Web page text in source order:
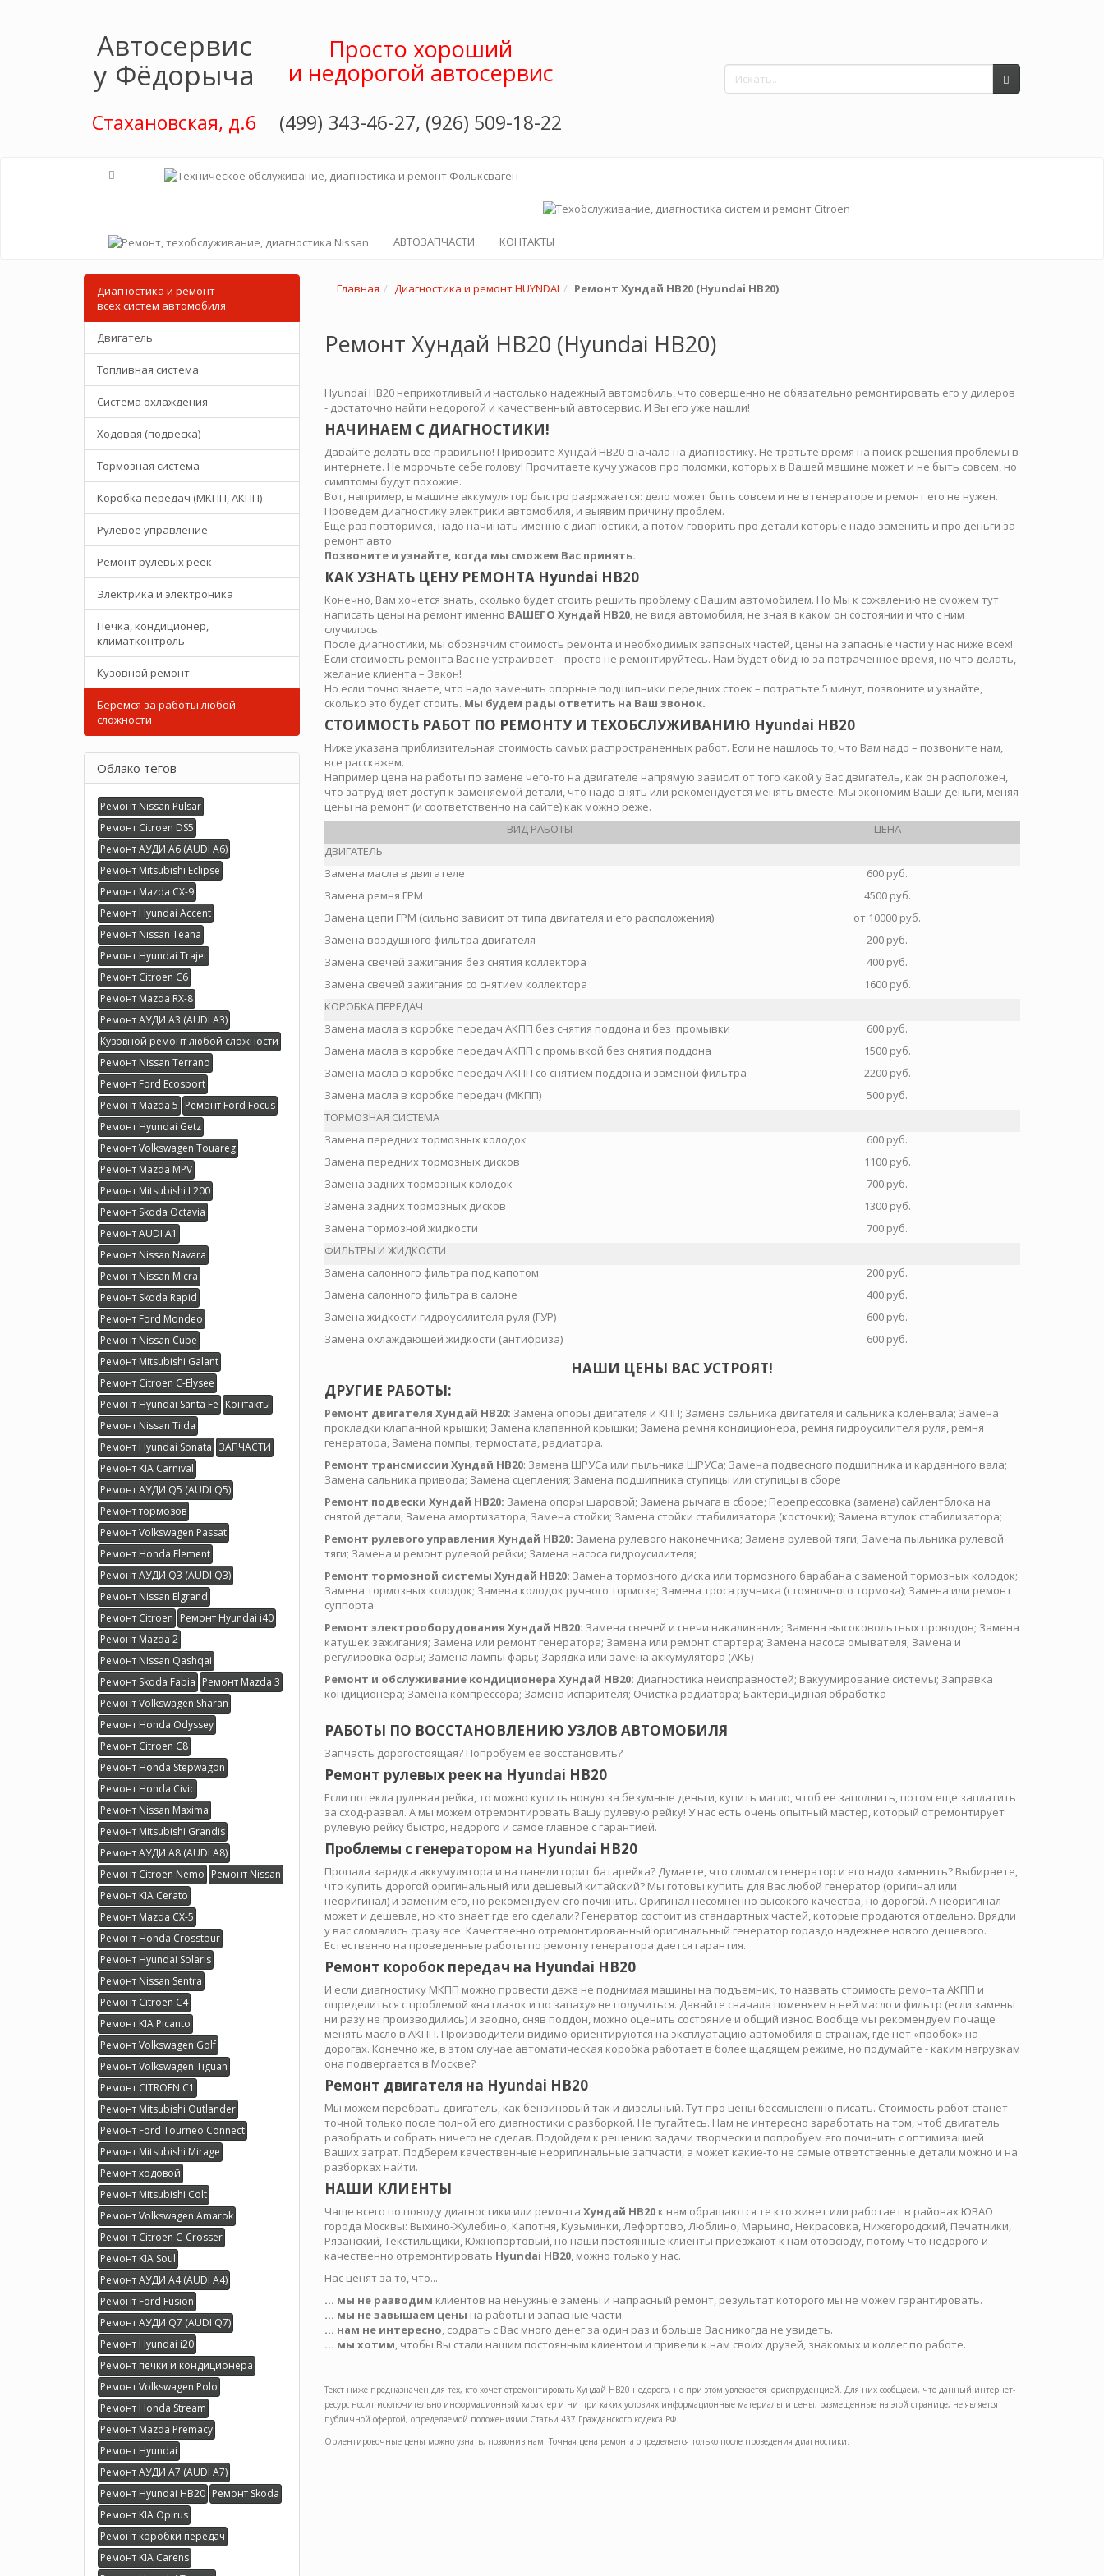
Автосервис
у Фёдорыча
Просто хороший
и недорогой автосервис
Стахановская, д.6 (499) 343-46-27, (926) 509-18-22
АВТОЗАПЧАСТИ КОНТАКТЫ
Диагностика и ремонт
всех cистем автомобиля
Двигатель
Топливная система
Система охлаждения
Ходовая (подвеска)
Тормозная система
Коробка передач (МКПП, АКПП)
Рулевое управление
Ремонт рулевых реек
Электрика и электроника
Печка, кондиционер,
климатконтроль
Кузовной ремонт
Беремся за работы любой
сложности
Облако тегов
Ремонт Nissan Pulsar
Ремонт Citroen DS5
Ремонт АУДИ А6 (AUDI A6)
Ремонт Mitsubishi Eclipse
Ремонт Mazda CX-9
Ремонт Hyundai Accent
Ремонт Nissan Teana
Ремонт Hyundai Trajet
Ремонт Citroen C6
Ремонт Mazda RX-8
Ремонт АУДИ А3 (AUDI A3)
Кузовной ремонт любой сложности
Ремонт Nissan Terrano
Ремонт Ford Ecosport
Ремонт Mazda 5 Ремонт Ford Focus
Ремонт Hyundai Getz
Ремонт Volkswagen Touareg
Ремонт Mazda MPV
Ремонт Mitsubishi L200
Ремонт Skoda Octavia
Ремонт AUDI A1
Ремонт Nissan Navara
Ремонт Nissan Micra
Ремонт Skoda Rapid
Ремонт Ford Mondeo
Ремонт Nissan Cube
Ремонт Mitsubishi Galant
Ремонт Citroen C-Elysee
Ремонт Hyundai Santa Fe Контакты
Ремонт Nissan Tiida
Ремонт Hyundai Sonata ЗАПЧАСТИ
Ремонт KIA Carnival
Ремонт АУДИ Q5 (AUDI Q5)
Ремонт тормозов
Ремонт Volkswagen Passat
Ремонт Honda Element
Ремонт АУДИ Q3 (AUDI Q3)
Ремонт Nissan Elgrand
Ремонт Citroen Ремонт Hyundai i40
Ремонт Mazda 2
Ремонт Nissan Qashqai
Ремонт Skoda Fabia Ремонт Mazda 3
Ремонт Volkswagen Sharan
Ремонт Honda Odyssey
Ремонт Citroen C8
Ремонт Honda Stepwagon
Ремонт Honda Civic
Ремонт Nissan Maxima
Ремонт Mitsubishi Grandis
Ремонт АУДИ А8 (AUDI A8)
Ремонт Citroen Nemo Ремонт Nissan
Ремонт KIA Cerato
Ремонт Mazda CX-5
Ремонт Honda Crosstour
Ремонт Hyundai Solaris
Ремонт Nissan Sentra
Ремонт Citroen C4
Ремонт KIA Picanto
Ремонт Volkswagen Golf
Ремонт Volkswagen Tiguan
Ремонт CITROEN C1
Ремонт Mitsubishi Outlander
Ремонт Ford Tourneo Connect
Ремонт Mitsubishi Mirage
Ремонт ходовой
Ремонт Mitsubishi Colt
Ремонт Volkswagen Amarok
Ремонт Citroen C-Crosser
Ремонт KIA Soul
Ремонт АУДИ А4 (AUDI A4)
Ремонт Ford Fusion
Ремонт АУДИ Q7 (AUDI Q7)
Ремонт Hyundai i20
Ремонт печки и кондиционера
Ремонт Volkswagen Polo
Ремонт Honda Stream
Ремонт Mazda Premacy
Ремонт Hyundai
Ремонт АУДИ А7 (AUDI A7)
Ремонт Hyundai HB20 Ремонт Skoda
Ремонт KIA Opirus
Ремонт коробки передач
Ремонт KIA Carens
Главная Диагностика и ремонт HUYNDAI Ремонт Хундай HB20 (Hyundai HB20)
Ремонт Хундай HB20 (Hyundai HB20)
Hyundai HB20 неприхотливый и настолько надежный автомобиль, что совершенно не обязательно ремонтировать его у дилеров
- достаточно найти недорогой и качественный автосервис. И Вы его уже нашли!
НАЧИНАЕМ С ДИАГНОСТИКИ!
Давайте делать все правильно! Привозите Хундай HB20 сначала на диагностику. Не тратьте время на поиск решения проблемы в
интернете. Не морочьте себе голову! Прочитаете кучу ужасов про поломки, которых в Вашей машине может и не быть совсем, но
симптомы будут похожие.
Вот, например, в машине аккумулятор быстро разряжается: дело может быть совсем и не в генераторе и ремонт его не нужен.
Проведем диагностику электрики автомобиля, и выявим причину проблем.
Еще раз повторимся, надо начинать именно с диагностики, а потом говорить про детали которые надо заменить и про деньги за
ремонт авто.
Позвоните и узнайте, когда мы сможем Вас принять.
КАК УЗНАТЬ ЦЕНУ РЕМОНТА Hyundai HB20
Конечно, Вам хочется знать, сколько будет стоить решить проблему с Вашим автомобилем. Но Мы к сожалению не сможем тут
написать цены на ремонт именно ВАШЕГО Хундай HB20, не видя автомобиля, не зная в каком он состоянии и что с ним
случилось.
После диагностики, мы обозначим стоимость ремонта и необходимых запасных частей, цены на запасные части у нас ниже всех!
Если стоимость ремонта Вас не устраивает – просто не ремонтируйтесь. Нам будет обидно за потраченное время, но что делать,
желание клиента – Закон!
Но если точно знаете, что надо заменить опорные подшипники передних стоек – потратьте 5 минут, позвоните и узнайте,
сколько это будет стоить. Мы будем рады ответить на Ваш звонок.
СТОИМОСТЬ РАБОТ ПО РЕМОНТУ И ТЕХОБСЛУЖИВАНИЮ Hyundai HB20
Ниже указана приблизительная стоимость самых распространенных работ. Если не нашлось то, что Вам надо – позвоните нам,
все расскажем.
Например цена на работы по замене чего-то на двигателе напрямую зависит от того какой у Вас двигатель, как он расположен,
что затрудняет доступ к заменяемой детали, что надо снять или рекомендуется менять вместе. Мы экономим Ваши деньги, меняя
цены на ремонт (и соответственно на сайте) как можно реже.
ВИД РАБОТЫ
ЦЕНА
ДВИГАТЕЛЬ
Замена масла в двигателе
600 руб.
Замена ремня ГРМ
4500 руб.
Замена цепи ГРМ (сильно зависит от типа двигателя и его расположения)
от 10000 руб.
Замена воздушного фильтра двигателя
200 руб.
Замена свечей зажигания без снятия коллектора
400 руб.
Замена свечей зажигания со снятием коллектора
1600 руб.
КОРОБКА ПЕРЕДАЧ
Замена масла в коробке передач АКПП без снятия поддона и без промывки
600 руб.
Замена масла в коробке передач АКПП с промывкой без снятия поддона
1500 руб.
Замена масла в коробке передач АКПП со снятием поддона и заменой фильтра
2200 руб.
Замена масла в коробке передач (МКПП)
500 руб.
ТОРМОЗНАЯ СИСТЕМА
Замена передних тормозных колодок
600 руб.
Замена передних тормозных дисков
1100 руб.
Замена задних тормозных колодок
700 руб.
Замена задних тормозных дисков
1300 руб.
Замена тормозной жидкости
700 руб.
ФИЛЬТРЫ И ЖИДКОСТИ
Замена салонного фильтра под капотом
200 руб.
Замена салонного фильтра в салоне
400 руб.
Замена жидкости гидроусилителя руля (ГУР)
600 руб.
Замена охлаждающей жидкости (антифриза)
600 руб.
НАШИ ЦЕНЫ ВАС УСТРОЯТ!
ДРУГИЕ РАБОТЫ:
Ремонт двигателя Хундай HB20: Замена опоры двигателя и КПП; Замена сальника двигателя и сальника коленвала; Замена
прокладки клапанной крышки; Замена клапанной крышки; Замена ремня кондиционера, ремня гидроусилителя руля, ремня
генератора, Замена помпы, термостата, радиатора.
Ремонт трансмиссии Хундай HB20: Замена ШРУСа или пыльника ШРУСа; Замена подвесного подшипника и карданного вала;
Замена сальника привода; Замена сцепления; Замена подшипника ступицы или ступицы в сборе
Ремонт подвески Хундай HB20: Замена опоры шаровой; Замена рычага в сборе; Перепрессовка (замена) сайлентблока на
снятой детали; Замена амортизатора; Замена стойки; Замена стойки стабилизатора (косточки); Замена втулок стабилизатора;
Ремонт рулевого управления Хундай HB20: Замена рулевого наконечника; Замена рулевой тяги; Замена пыльника рулевой
тяги; Замена и ремонт рулевой рейки; Замена насоса гидроусилителя;
Ремонт тормозной системы Хундай HB20: Замена тормозного диска или тормозного барабана с заменой тормозных колодок;
Замена тормозных колодок; Замена колодок ручного тормоза; Замена троса ручника (стояночного тормоза); Замена или ремонт
суппорта
Ремонт электрооборудования Хундай HB20: Замена свечей и свечи накаливания; Замена высоковольтных проводов; Замена
катушек зажигания; Замена или ремонт генератора; Замена или ремонт стартера; Замена насоса омывателя; Замена и
регулировка фары; Замена лампы фары; Зарядка или замена аккумулятора (АКБ)
Ремонт и обслуживание кондиционера Хундай HB20: Диагностика неисправностей; Вакуумирование системы; Заправка
кондиционера; Замена компрессора; Замена испарителя; Очистка радиатора; Бактерицидная обработка
РАБОТЫ ПО ВОССТАНОВЛЕНИЮ УЗЛОВ АВТОМОБИЛЯ
Запчасть дорогостоящая? Попробуем ее восстановить?
Ремонт рулевых реек на Hyundai HB20
Если потекла рулевая рейка, то можно купить новую за безумные деньги, купить масло, чтоб ее заполнить, потом еще заплатить
за сход-развал. А мы можем отремонтировать Вашу рулевую рейку! У нас есть очень опытный мастер, который отремонтирует
рулевую рейку быстро, недорого и самое главное с гарантией.
Проблемы с генератором на Hyundai HB20
Пропала зарядка аккумулятора и на панели горит батарейка? Думаете, что сломался генератор и его надо заменить? Выбираете,
что купить дорогой оригинальный или дешевый китайский? Мы готовы купить для Вас любой генератор (оригинал или
неоригинал) и заменим его, но рекомендуем его починить. Оригинал несомненно высокого качества, но дорогой. А неоригинал
может и дешевле, но кто знает где его сделали? Генератор состоит из стандартных частей, которые продаются отдельно. Врядли
у вас сломались сразу все. Качественно отремонтированный оригинальный генератор гораздо надежнее нового дешевого.
Естественно на проведенные работы по ремонту генератора дается гарантия.
Ремонт коробок передач на Hyundai HB20
И если диагностику МКПП можно провести даже не поднимая машины на подъемник, то назвать стоимость ремонта АКПП и
определиться с проблемой «на глазок и по запаху» не получиться. Давайте сначала поменяем в ней масло и фильтр (если замены
ни разу не производились) и заодно, сняв поддон, можно оценить состояние и общий износ. Вообще мы рекомендуем почаще
менять масло в АКПП. Производители видимо ориентируются на эксплуатацию автомобиля в странах, где нет «пробок» на
дорогах. Конечно же, в этом случае автоматическая коробка работает в более щадящем режиме, но подумайте - каким нагрузкам
она подвергается в Москве?
Ремонт двигателя на Hyundai HB20
Мы можем перебрать двигатель, как бензиновый так и дизельный. Тут про цены бессмысленно писать. Стоимость работ станет
точной только после полной его диагностики с разборкой. Не пугайтесь. Нам не интересно заработать на том, чтоб двигатель
разобрать и собрать ничего не сделав. Подойдем к решению задачи творчески и попробуем его починить с оптимизацией
Ваших затрат. Подберем качественные неоригинальные запчасти, а может какие-то не самые ответственные детали можно и на
разборках найти.
НАШИ КЛИЕНТЫ
Чаще всего по поводу диагностики или ремонта Хундай HB20к нам обращаются те кто живет или работает в районах ЮВАО
города Москвы: Выхино-Жулебино, Капотня, Кузьминки, Лефортово, Люблино, Марьино, Некрасовка, Нижегородский, Печатники,
Рязанский, Текстильщики, Южнопортовый, но наши постоянные клиенты приезжают к нам отовсюду, потому что недорого и
качественно отремонтировать Hyundai HB20, можно только у нас.
Нас ценят за то, что...
... мы не разводим клиентов на ненужные замены и напрасный ремонт, результат которого мы не можем гарантировать.
... мы не завышаем цены на работы и запасные части.
... нам не интересно, содрать с Вас много денег за один раз и больше Вас никогда не увидеть.
... мы хотим, чтобы Вы стали нашим постоянным клиентом и привели к нам своих друзей, знакомых и коллег по работе.
Текст ниже предназначен для тех, кто хочет отремонтировать Хундай HB20 недорого, но при этом увлекается юриспруденцией. Для них сообщаем, что данный интернет-
ресурс носит исключительно информационный характер и ни при каких условиях информационные материалы и цены, размещенные на этой странице, не является
публичной офертой, определяемой положениями Статьи 437 Гражданского кодекса РФ.
Ориентировочные цены можно узнать, позвонив нам. Точная цена ремонта определяется только после проведения диагностики.